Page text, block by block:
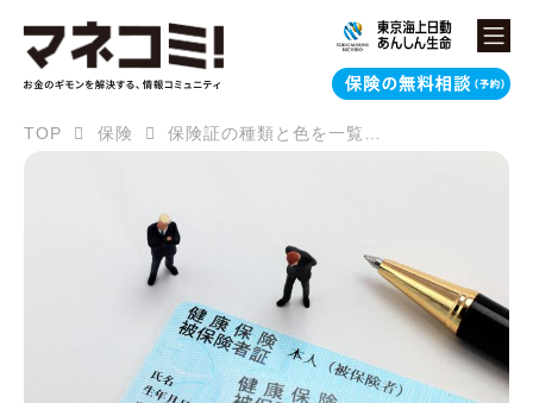
TOP 保険 保険証の種類と色を一覧表で総まとめ！ 職業や役職がわかるってホント？